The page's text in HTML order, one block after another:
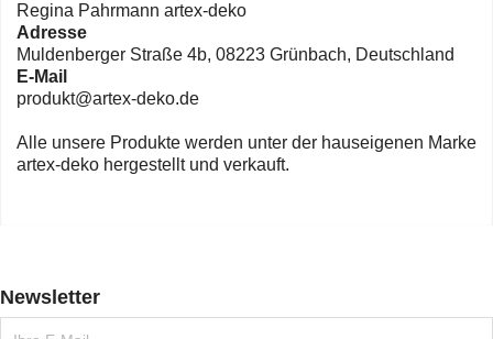
Regina Pahrmann artex-deko
Adresse
Muldenberger Straße 4b, 08223 Grünbach, Deutschland
E-Mail
produkt@artex-deko.de
Alle unsere Produkte werden unter der hauseigenen Marke
artex-deko hergestellt und verkauft.
Newsletter